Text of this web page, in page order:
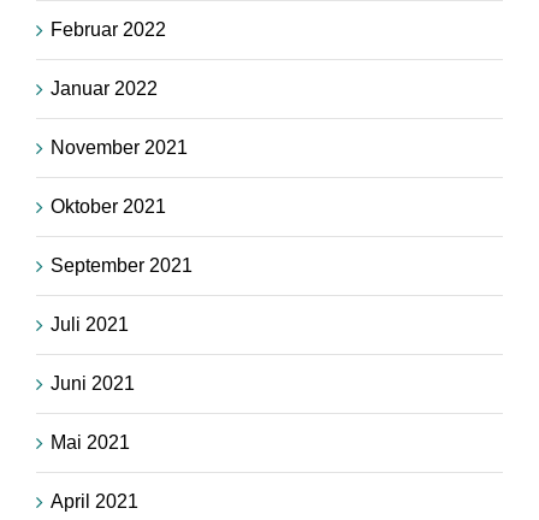
Februar 2022
Januar 2022
November 2021
Oktober 2021
September 2021
Juli 2021
Juni 2021
Mai 2021
April 2021